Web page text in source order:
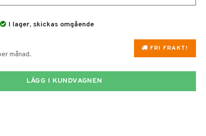
I lager, skickas omgående
FRI FRAKT!
månad.
LÄGG I KUNDVAGNEN